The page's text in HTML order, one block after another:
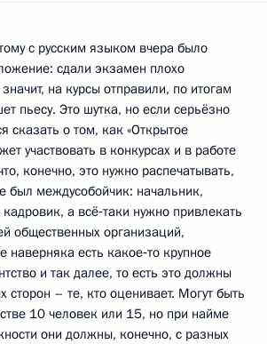
с русским языком вчера было
сдали экзамен плохо
на курсы отправили, по итогам
пьесу. Это шутка, но если серьёзно
сказать о том, как «Открытое
участвовать в конкурсах и в работе
конечно, это нужно распечатывать,
был междусобойчик: начальник,
а всё‑таки нужно привлекать
общественных организаций,
наверняка есть какое‑то крупное
и так далее, то есть это должны
сторон – те, кто оценивает. Могут быть
10 человек или 15, но при найме
они должны, конечно, с разных